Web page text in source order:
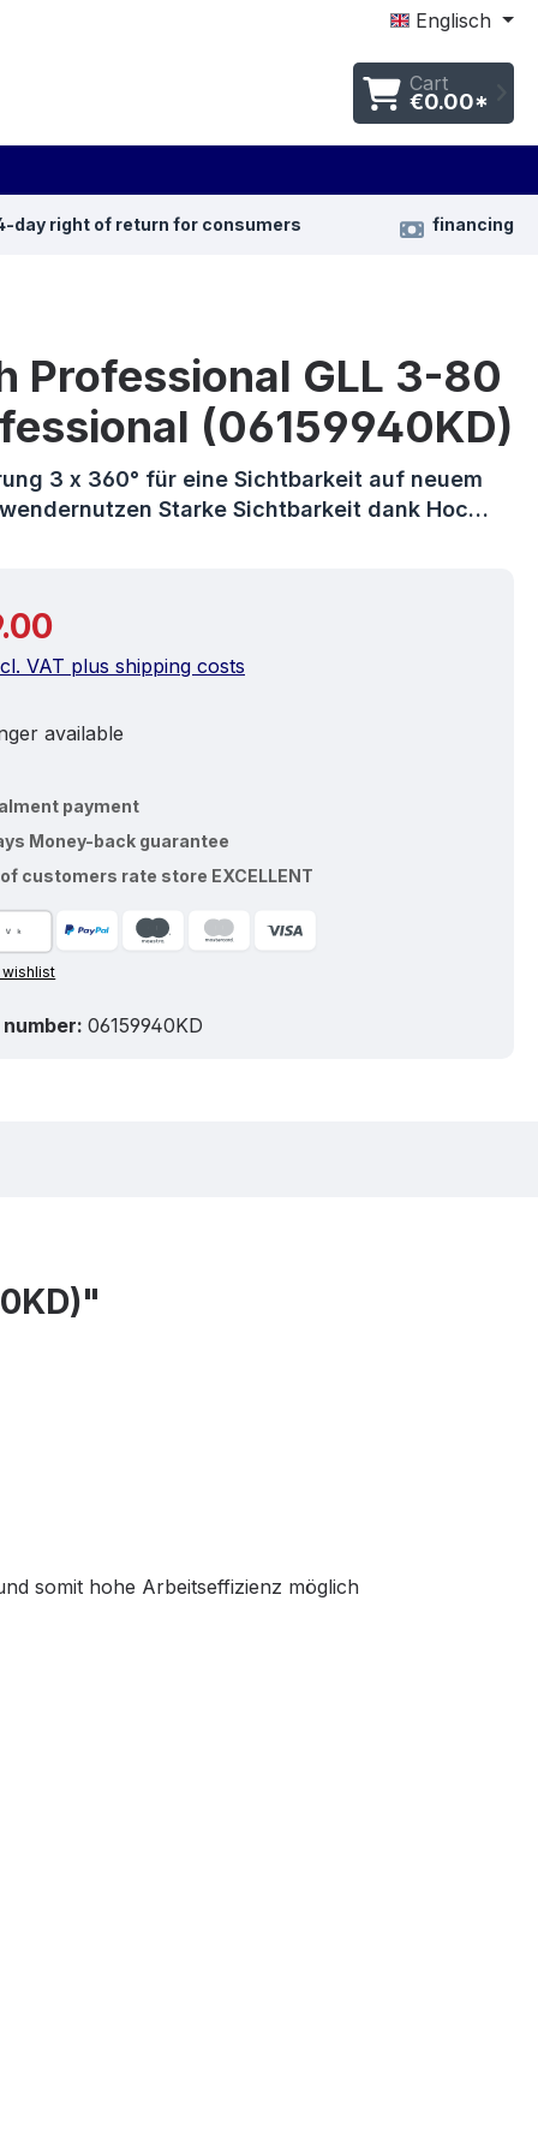
Englisch
Cart
€0.00*
day right of return for consumers financing
Professional GLL 3-80
(06159940KD)
3 x 360° für eine Sichtbarkeit auf neuem
Starke Sichtbarkeit dank Hoc…
VAT plus shipping costs
available
payment
Money-back guarantee
customers rate store EXCELLENT
06159940KD
somit hohe Arbeitseffizienz möglich